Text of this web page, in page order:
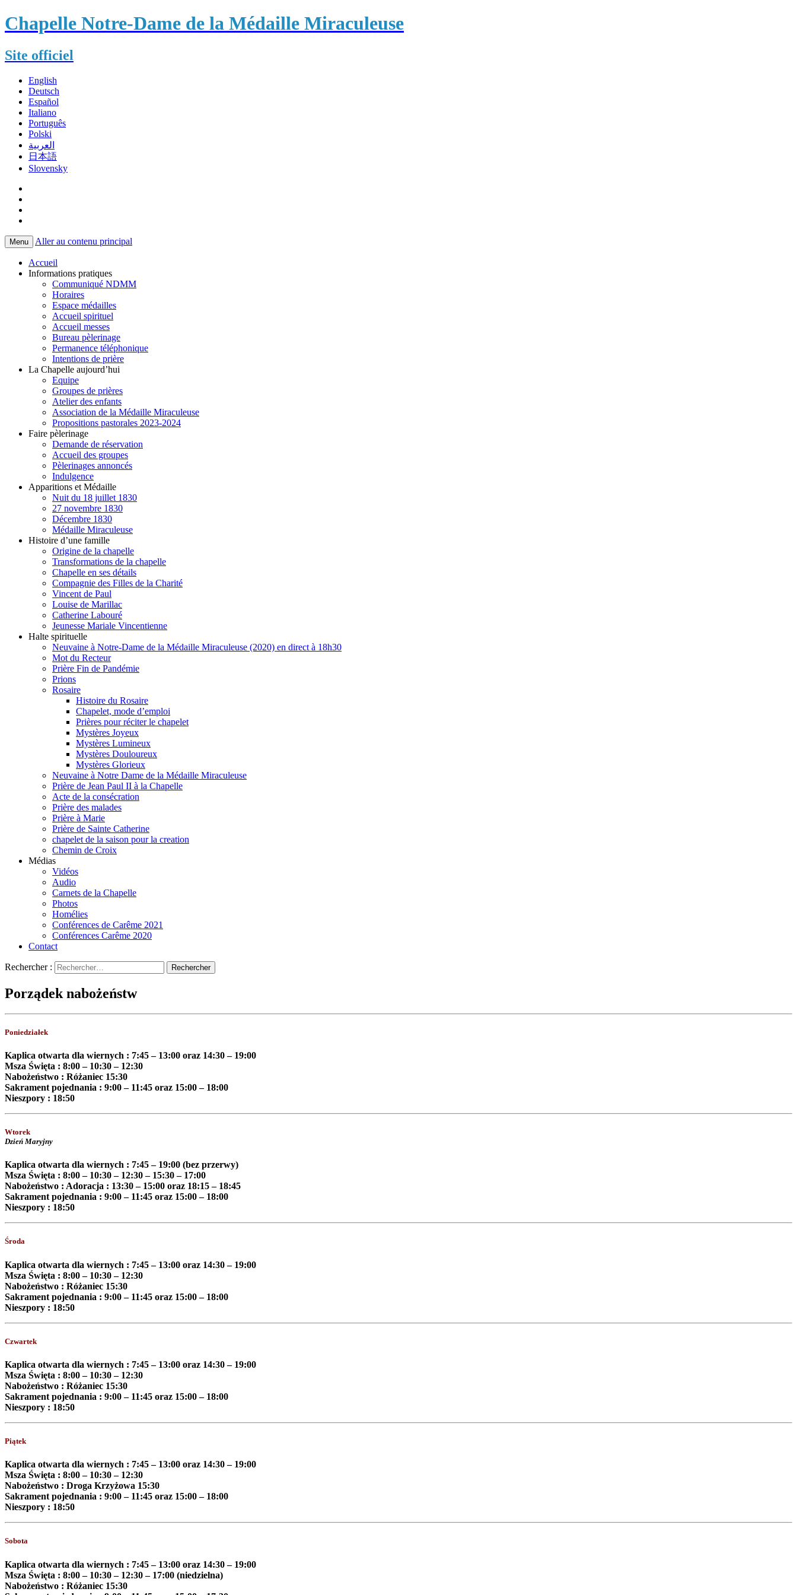
Chapelle Notre-Dame de la Médaille Miraculeuse
Site officiel
English
Deutsch
Español
Italiano
Português
Polski
العربية
日本語
Slovensky
Menu Aller au contenu principal
Accueil
Informations pratiques
Communiqué NDMM
Horaires
Espace médailles
Accueil spirituel
Accueil messes
Bureau pèlerinage
Permanence téléphonique
Intentions de prière
La Chapelle aujourd’hui
Equipe
Groupes de prières
Atelier des enfants
Association de la Médaille Miraculeuse
Propositions pastorales 2023-2024
Faire pèlerinage
Demande de réservation
Accueil des groupes
Pèlerinages annoncés
Indulgence
Apparitions et Médaille
Nuit du 18 juillet 1830
27 novembre 1830
Décembre 1830
Médaille Miraculeuse
Histoire d’une famille
Origine de la chapelle
Transformations de la chapelle
Chapelle en ses détails
Compagnie des Filles de la Charité
Vincent de Paul
Louise de Marillac
Catherine Labouré
Jeunesse Mariale Vincentienne
Halte spirituelle
Neuvaine à Notre-Dame de la Médaille Miraculeuse (2020) en direct à 18h30
Mot du Recteur
Prière Fin de Pandémie
Prions
Rosaire
Histoire du Rosaire
Chapelet, mode d’emploi
Prières pour réciter le chapelet
Mystères Joyeux
Mystères Lumineux
Mystères Douloureux
Mystères Glorieux
Neuvaine à Notre Dame de la Médaille Miraculeuse
Prière de Jean Paul II à la Chapelle
Acte de la consécration
Prière des malades
Prière à Marie
Prière de Sainte Catherine
chapelet de la saison pour la creation
Chemin de Croix
Médias
Vidéos
Audio
Carnets de la Chapelle
Photos
Homélies
Conférences de Carême 2021
Conférences Carême 2020
Contact
Rechercher :
Porządek nabożeństw
Poniedziałek
Kaplica otwarta dla wiernych : 7:45 – 13:00 oraz 14:30 – 19:00
Msza Święta : 8:00 – 10:30 – 12:30
Nabożeństwo : Różaniec 15:30
Sakrament pojednania : 9:00 – 11:45 oraz 15:00 – 18:00
Nieszpory : 18:50
Wtorek
Dzień Maryjny
Kaplica otwarta dla wiernych : 7:45 – 19:00 (bez przerwy)
Msza Święta : 8:00 – 10:30 – 12:30 – 15:30 – 17:00
Nabożeństwo : Adoracja : 13:30 – 15:00 oraz 18:15 – 18:45
Sakrament pojednania : 9:00 – 11:45 oraz 15:00 – 18:00
Nieszpory : 18:50
Środa
Kaplica otwarta dla wiernych : 7:45 – 13:00 oraz 14:30 – 19:00
Msza Święta : 8:00 – 10:30 – 12:30
Nabożeństwo : Różaniec 15:30
Sakrament pojednania : 9:00 – 11:45 oraz 15:00 – 18:00
Nieszpory : 18:50
Czwartek
Kaplica otwarta dla wiernych : 7:45 – 13:00 oraz 14:30 – 19:00
Msza Święta : 8:00 – 10:30 – 12:30
Nabożeństwo : Różaniec 15:30
Sakrament pojednania : 9:00 – 11:45 oraz 15:00 – 18:00
Nieszpory : 18:50
Piątek
Kaplica otwarta dla wiernych : 7:45 – 13:00 oraz 14:30 – 19:00
Msza Święta : 8:00 – 10:30 – 12:30
Nabożeństwo : Droga Krzyżowa 15:30
Sakrament pojednania : 9:00 – 11:45 oraz 15:00 – 18:00
Nieszpory : 18:50
Sobota
Kaplica otwarta dla wiernych : 7:45 – 13:00 oraz 14:30 – 19:00
Msza Święta : 8:00 – 10:30 – 12:30 – 17:00 (niedzielna)
Nabożeństwo : Różaniec 15:30